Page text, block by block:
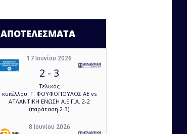
ΑΠΟΤΕΛΕΣΜΑΤΑ
17 Ιουνίου 2026
2 - 3
Τελικός
κυπέλλου: Γ. ΦΟΥΦΟΠΟΥΛΟΣ ΑΕ vs
ΑΤΛΑΝΤΙΚΗ ΕΝΩΣΗ Α.Ε.Γ.Α. 2-2
(παράταση 2-3)
8 Ιουνίου 2026